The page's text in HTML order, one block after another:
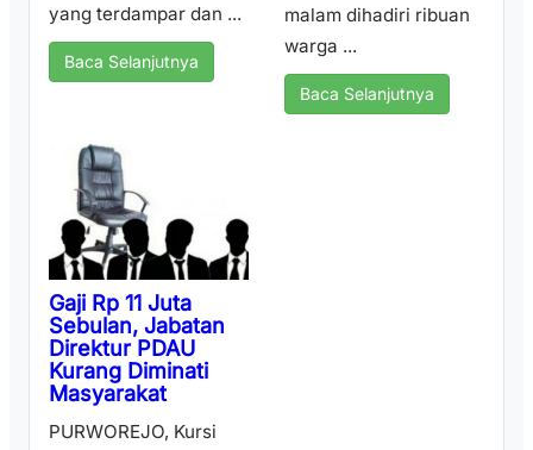
yang terdampar dan ...
Baca Selanjutnya
malam dihadiri ribuan
warga ...
Baca Selanjutnya
Gaji Rp 11 Juta
Sebulan, Jabatan
Direktur PDAU
Kurang Diminati
Masyarakat
PURWOREJO, Kursi